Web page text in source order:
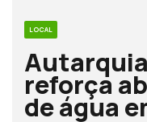
LOCAL
reforça
de água